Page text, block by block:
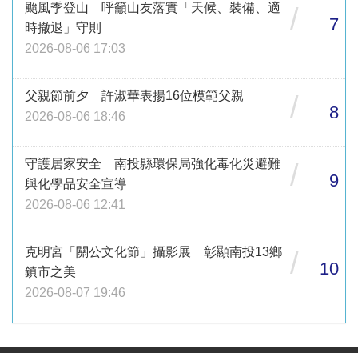
颱風季登山 呼籲山友落實「天候、裝備、適
時撤退」守則
2026-08-06 17:03
/ 7
父親節前夕 許淑華表揚16位模範父親
2026-08-06 18:46
/ 8
守護居家安全 南投縣環保局強化毒化災避難
與化學品安全宣導
2026-08-06 12:41
/ 9
克明宮「關公文化節」攝影展 彰顯南投13鄉
鎮市之美
2026-08-07 19:46
/ 10